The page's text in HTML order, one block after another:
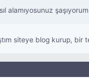
alamıyosunuz
siteye blog kurup,